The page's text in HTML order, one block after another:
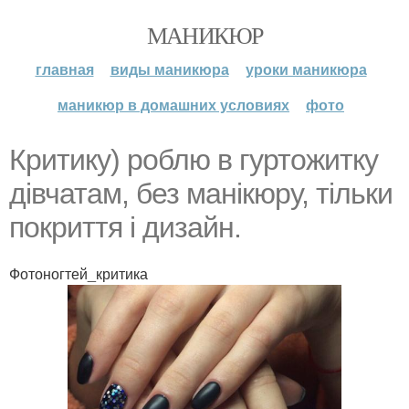
МАНИКЮР
главная виды маникюра
уроки маникюра
маникюр в домашних условиях
фото
Критику) роблю в гуртожитку
дівчатам, без манікюру, тільки
покриття і дизайн.
Фотоногтей_критика